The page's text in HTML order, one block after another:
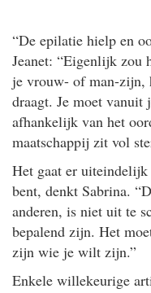
“De epilatie hielp en
Jeanet: “Eigenlijk zou
je vrouw- of man-zijn,
draagt. Je moet
afhankelijk van het
maatschappij zit vol
Het gaat er
bent, denkt Sabrina.
anderen, is niet uit te
bepalend zijn. Het
zijn wie je wilt zijn.”
Enkele willekeurige